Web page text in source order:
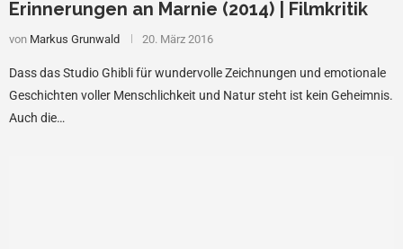
Erinnerungen an Marnie (2014) | Filmkritik
von Markus Grunwald 20. März 2016
Dass das Studio Ghibli für wundervolle Zeichnungen und emotionale
Geschichten voller Menschlichkeit und Natur steht ist kein Geheimnis.
Auch die…